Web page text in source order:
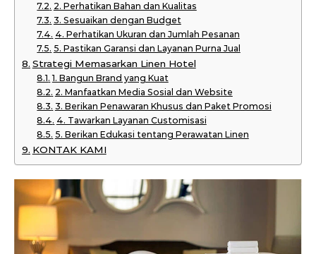
2. Perhatikan Bahan dan Kualitas
3. Sesuaikan dengan Budget
4. Perhatikan Ukuran dan Jumlah Pesanan
5. Pastikan Garansi dan Layanan Purna Jual
Strategi Memasarkan Linen Hotel
1. Bangun Brand yang Kuat
2. Manfaatkan Media Sosial dan Website
3. Berikan Penawaran Khusus dan Paket Promosi
4. Tawarkan Layanan Customisasi
5. Berikan Edukasi tentang Perawatan Linen
KONTAK KAMI